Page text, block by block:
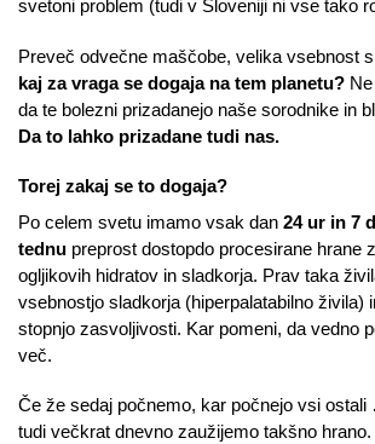
svetoni problem (tudi v Sloveniji ni vse tako
Preveč odvečne maščobe, velika vsebnost
kaj za vraga se dogaja na tem planetu?
da te bolezni prizadanejo naše sorodnike in
Da to lahko prizadane tudi nas.
Torej zakaj se to dogaja?
Po celem svetu imamo vsak dan 24 ur in 7
tednu preprost dostopdo procesirane hrane
ogljikovih hidratov in sladkorja. Prav taka
vsebnostjo sladkorja (hiperpalatabilno živila)
stopnjo zasvoljivosti. Kar pomeni, da vedno
več.
Če že sedaj počnemo, kar počnejo vsi
tudi večkrat dnevno zaužijemo takšno